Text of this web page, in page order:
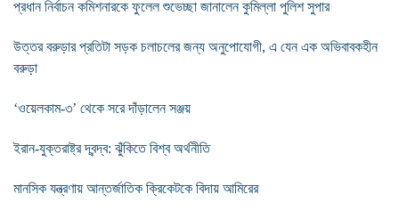
প্রধান নির্বাচন কমিশনারকে ফুলেল শুভেচ্ছা জানালেন কুমিল্লা পুলিশ সুপার
উত্তর বরুড়ার প্রতিটা সড়ক চলাচলের জন্য অনুপোযোগী, এ যেন এক অভিবাবকহীন
বরুড়া
‘ওয়েলকাম-৩’ থেকে সরে দাঁড়ালেন সঞ্জয়
ইরান-যুক্তরাষ্ট্র দ্বন্দ্ব: ঝুঁকিতে বিশ্ব অর্থনীতি
মানসিক যন্ত্রণায় আন্তর্জাতিক ক্রিকেটকে বিদায় আমিরের